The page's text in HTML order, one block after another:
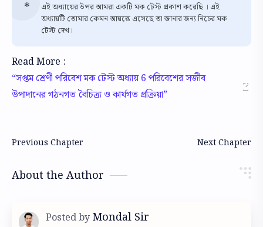
এই অধ্যায়ের উপর আমরা একটি মক টেস্ট প্রকাশ করেছি । এই
অধ্যায়টি তোমার কেমন আয়ত্তে এসেছে তা জানার জন্য নিচের মক
টেস্ট দেখ।
Read More :
সপ্তম শ্রেণী পরিবেশ মক টেস্ট অধ্যায় 6 পরিবেশের সজীব
উপাদানের গঠনগত বৈচিত্র্য ও কার্যগত প্রক্রিয়া
About the Author